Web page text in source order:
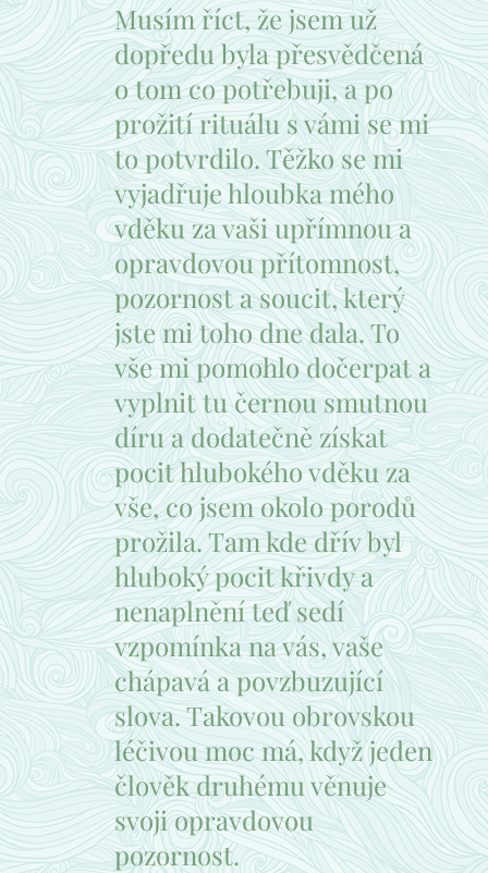
Musím říct, že jsem už
dopředu byla přesvědčená
o tom co potřebuji, a po
prožití rituálu s vámi se mi
to potvrdilo. Těžko se mi
vyjadřuje hloubka mého
vděku za vaši upřímnou a
opravdovou přítomnost,
pozornost a soucit, který
jste mi toho dne dala. To
vše mi pomohlo dočerpat a
vyplnit tu černou smutnou
díru a dodatečně získat
pocit hlubokého vděku za
vše, co jsem okolo porodů
prožila. Tam kde dřív byl
hluboký pocit křivdy a
nenaplnění teď sedí
vzpomínka na vás, vaše
chápavá a povzbuzující
slova. Takovou obrovskou
léčivou moc má, když jeden
člověk druhému věnuje
svoji opravdovou
pozornost.